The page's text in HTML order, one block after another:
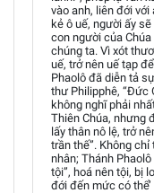
vào anh, liên đới với
kẻ ô uế, người ấy
con người của
chúng ta. Vì xót
uế, trở nên uế tạp
Phaolô đã diễn tả
thư Philipphê, “Đức
không nghĩ phải
Thiên Chúa, nhưng
lấy thân nô lệ, trở
trần thế”. Không
nhân; Thánh
tội”, hoá nên tội, bị
đới đến mức có